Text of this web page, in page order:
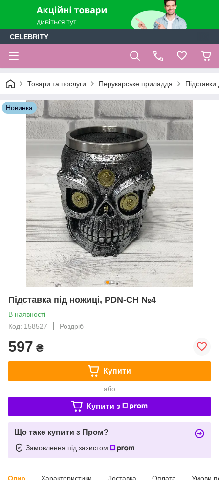
CELEBRITY
Товари та послуги Перукарське приладдя
Новинка
Підставка під ножиці, PDN-CH №4
В наявності
Код: 158527
Роздріб
597 ₴
Купити
або
Купити з
Що таке купити з Пром?
Замовлення під захистом
Опис Характеристики Доставка Оплата Умови